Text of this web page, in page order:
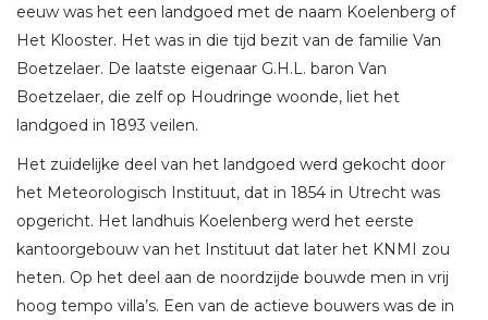
eeuw was het een landgoed met de naam Koelenberg of
Het Klooster. Het was in die tijd bezit van de familie Van
Boetzelaer. De laatste eigenaar G.H.L. baron Van
Boetzelaer, die zelf op Houdringe woonde, liet het
landgoed in 1893 veilen.
Het zuidelijke deel van het landgoed werd gekocht door
het Meteorologisch Instituut, dat in 1854 in Utrecht was
opgericht. Het landhuis Koelenberg werd het eerste
kantoorgebouw van het Instituut dat later het KNMI zou
heten. Op het deel aan de noordzijde bouwde men in vrij
hoog tempo villa’s. Een van de actieve bouwers was de in